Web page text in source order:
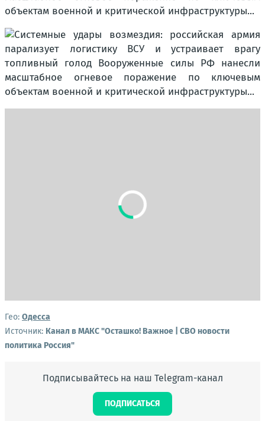
Гео: Одесса
Источник: Канал в МАКС "Осташко! Важное | СВО новости
политика Россия"
Подписывайтесь на наш Telegram-канал
ПОДПИСАТЬСЯ